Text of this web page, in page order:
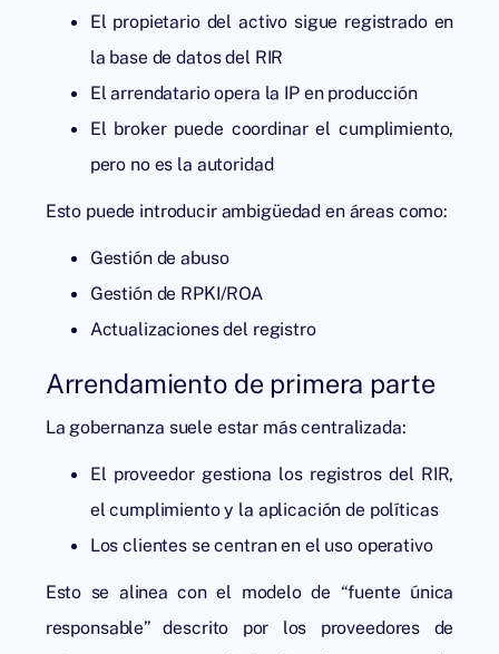
El propietario del activo sigue registrado en
la base de datos del RIR
El arrendatario opera la IP en producción
El broker puede coordinar el cumplimiento,
pero no es la autoridad
Esto puede introducir ambigüedad en áreas como:
Gestión de abuso
Gestión de RPKI/ROA
Actualizaciones del registro
Arrendamiento de primera parte
La gobernanza suele estar más centralizada:
El proveedor gestiona los registros del RIR,
el cumplimiento y la aplicación de políticas
Los clientes se centran en el uso operativo
Esto se alinea con el modelo de “fuente única
responsable” descrito por los proveedores de